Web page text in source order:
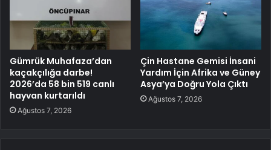
Gümrük Muhafaza’dan
kaçakçılığa darbe!
2026’da 58 bin 519 canlı
hayvan kurtarıldı
Ağustos 7, 2026
Çin Hastane Gemisi İnsani
Yardım İçin Afrika ve Güney
Asya’ya Doğru Yola Çıktı
Ağustos 7, 2026